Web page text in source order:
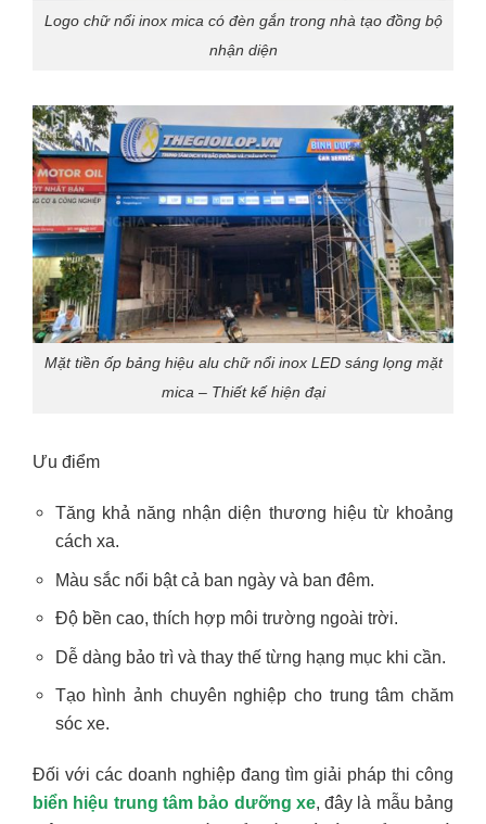
Logo chữ nổi inox mica có đèn gắn trong nhà tạo đồng bộ
nhận diện
Mặt tiền ốp bảng hiệu alu chữ nổi inox LED sáng lọng mặt
mica – Thiết kế hiện đại
Ưu điểm
Tăng khả năng nhận diện thương hiệu từ khoảng
cách xa.
Màu sắc nổi bật cả ban ngày và ban đêm.
Độ bền cao, thích hợp môi trường ngoài trời.
Dễ dàng bảo trì và thay thế từng hạng mục khi cần.
Tạo hình ảnh chuyên nghiệp cho trung tâm chăm
sóc xe.
Đối với các doanh nghiệp đang tìm giải pháp thi công
biển hiệu trung tâm bảo dưỡng xe, đây là mẫu bảng